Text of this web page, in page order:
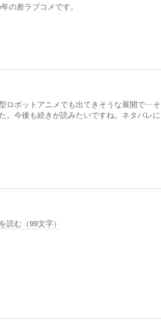
の差ラブコメです。
ロボットアニメでも出てきそうな展開で…そ
。今後も続きが読みたいですね。ネタバレに
読む（99文字）